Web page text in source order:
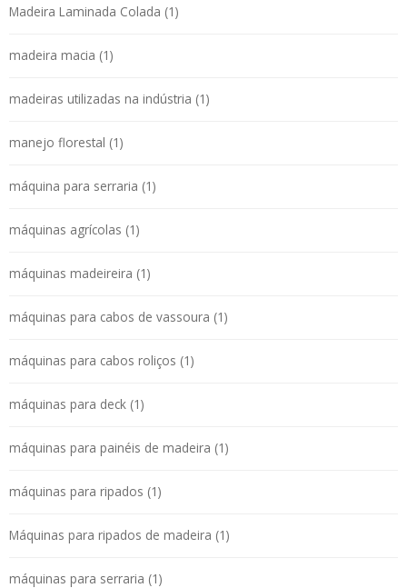
Madeira Laminada Colada (1)
madeira macia (1)
madeiras utilizadas na indústria (1)
manejo florestal (1)
máquina para serraria (1)
máquinas agrícolas (1)
máquinas madeireira (1)
máquinas para cabos de vassoura (1)
máquinas para cabos roliços (1)
máquinas para deck (1)
máquinas para painéis de madeira (1)
máquinas para ripados (1)
Máquinas para ripados de madeira (1)
máquinas para serraria (1)